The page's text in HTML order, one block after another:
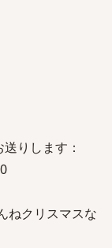
りします：
ねクリスマスな